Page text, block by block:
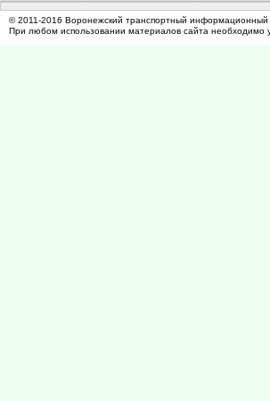
© 2011-2016 Воронежский транспортный информационный
При любом использовании материалов сайта необходимо